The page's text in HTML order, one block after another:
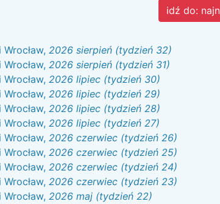
idź do:
2026 sierpień (tydzień 32)
2026 sierpień (tydzień 31)
2026 lipiec (tydzień 30)
2026 lipiec (tydzień 29)
2026 lipiec (tydzień 28)
2026 lipiec (tydzień 27)
2026 czerwiec (tydzień 26)
2026 czerwiec (tydzień 25)
2026 czerwiec (tydzień 24)
2026 czerwiec (tydzień 23)
2026 maj (tydzień 22)